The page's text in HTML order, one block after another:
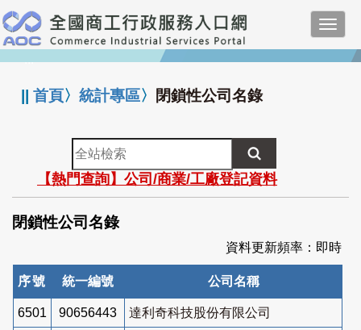
跳
到
主
要
:::
||首頁〉統計專區〉 閉鎖性公司名錄
全
站
檢
索
【熱門查詢】公司/商業/工廠登記資料
閉鎖性公司名錄
資料更新頻率：即時
序號 統一編號 公司名稱
6501 90656443 達利奇科技股份有限公司